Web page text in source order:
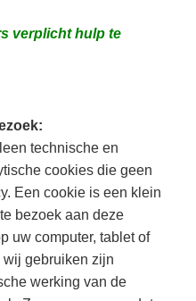
verplicht hulp te
technische en
cookies die geen
Een cookie is een klein
bezoek aan deze
uw computer, tablet of
gebruiken zijn
werking van de